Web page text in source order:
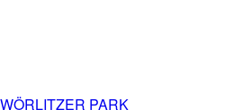
WÖRLITZER PARK